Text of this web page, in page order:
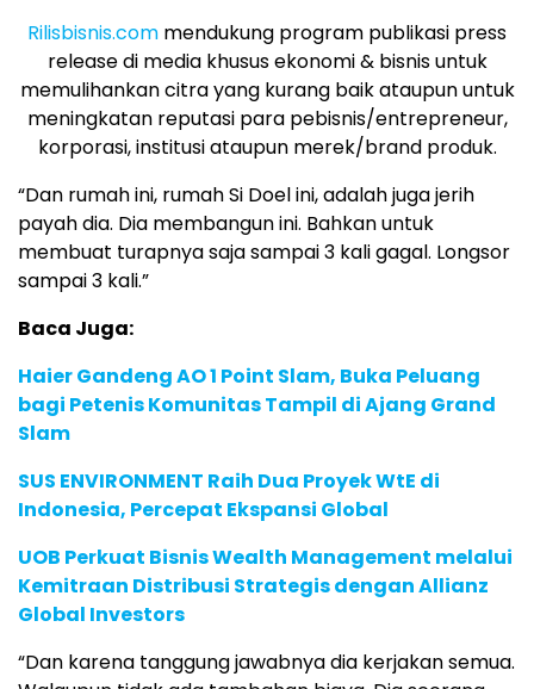
Rilisbisnis.com mendukung program publikasi press
release di media khusus ekonomi & bisnis untuk
memulihankan citra yang kurang baik ataupun untuk
meningkatan reputasi para pebisnis/entrepreneur,
korporasi, institusi ataupun merek/brand produk.
“Dan rumah ini, rumah Si Doel ini, adalah juga jerih
payah dia. Dia membangun ini. Bahkan untuk
membuat turapnya saja sampai 3 kali gagal. Longsor
sampai 3 kali.”
Baca Juga:
Haier Gandeng AO 1 Point Slam, Buka Peluang
bagi Petenis Komunitas Tampil di Ajang Grand
Slam
SUS ENVIRONMENT Raih Dua Proyek WtE di
Indonesia, Percepat Ekspansi Global
UOB Perkuat Bisnis Wealth Management melalui
Kemitraan Distribusi Strategis dengan Allianz
Global Investors
“Dan karena tanggung jawabnya dia kerjakan semua.